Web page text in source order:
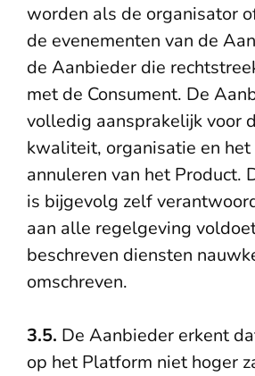
worden als de organisator
de evenementen van de
de Aanbieder die
met de Consument. De
volledig aansprakelijk voor
kwaliteit, organisatie en
annuleren van het Product.
is bijgevolg zelf
aan alle regelgeving
beschreven diensten
omschreven.
3.5. De Aanbieder erkent
op het Platform niet hoger